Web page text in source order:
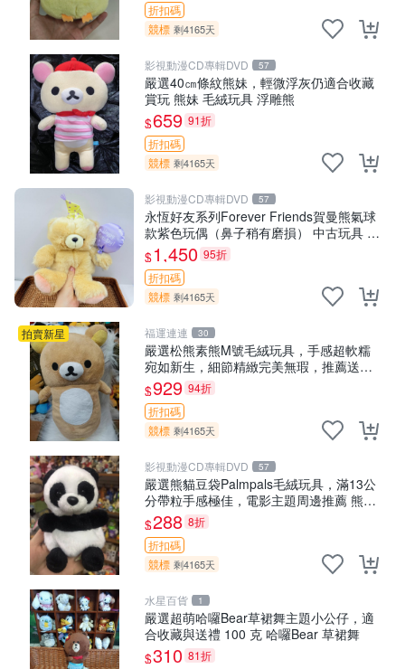
折扣碼
競標 剩4165天
影視動漫CD專輯DVD 57
嚴選40㎝條紋熊妹，輕微浮灰仍適合收藏
賞玩 熊妹 毛絨玩具 浮雕熊
$659 91折
折扣碼
競標 剩4165天
影視動漫CD專輯DVD 57
永恆好友系列Forever Friends賀曼熊氣球
款紫色玩偶（鼻子稍有磨損） 中古玩具 氣
球熊 玩偶
$1,450 95折
折扣碼
競標 剩4165天
拍賣新星 福運連連 30
嚴選松熊素熊M號毛絨玩具，手感超軟糯
宛如新生，細節精緻完美無瑕，推薦送禮
或珍藏，中古狀態保養得宜。 松熊 素熊
毛絨doll
$929 94折
折扣碼
競標 剩4165天
影視動漫CD專輯DVD 57
嚴選熊貓豆袋Palmpals毛絨玩具，滿13公
分帶粒手感極佳，電影主題周邊推薦 熊貓
Palmpals 毛絨玩具 豆袋 劇場版周邊
$288 8折
折扣碼
競標 剩4165天
水星百貨 1
嚴選超萌哈囉Bear草裙舞主題小公仔，適
合收藏與送禮 100 克 哈囉Bear 草裙舞
$310 81折